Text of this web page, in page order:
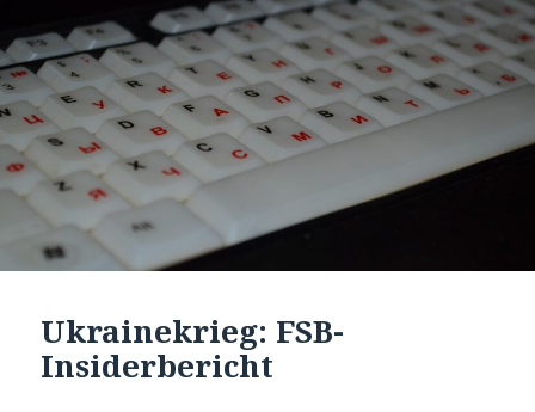
Ukrainekrieg: FSB-
Insiderbericht